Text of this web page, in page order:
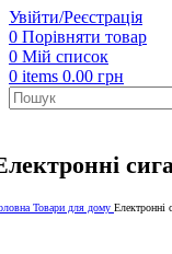
Увійти/Реєстрація
0 Порівняти товар
0 Мій список
0 items 0.00 грн
Товари для дому Електронні